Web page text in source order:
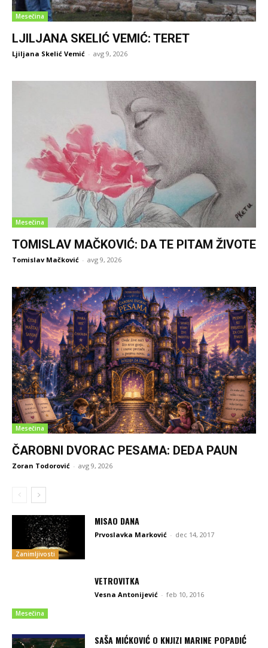
Mesečina
LJILJANA SKELIĆ VEMIĆ: TERET
Ljiljana Skelić Vemić - avg 9, 2026
Mesečina
TOMISLAV MAČKOVIĆ: DA TE PITAM ŽIVOTE
Tomislav Mačković - avg 9, 2026
Mesečina
ČAROBNI DVORAC PESAMA: DEDA PAUN
Zoran Todorović - avg 9, 2026
Zanimljivosti
MISAO DANA
Prvoslavka Marković - dec 14, 2017
Mesečina
VETROVITKA
Vesna Antonijević - feb 10, 2016
SAŠA MIĆKOVIĆ O KNJIZI MARINE POPADIĆ